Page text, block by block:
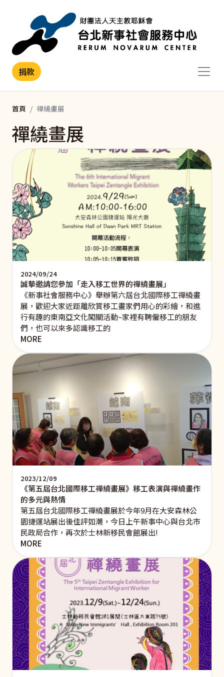
捐款
首頁 禪繞畫展
禪繞畫展
2024/09/24
誠摯邀請您參加「走入移工世界的禪繞畫展」
《新事社會服務中心》舉辦第六屆台北國際移工禪繞畫
展，歡迎大家近距離欣賞移工畫家們用心的彩繪，和進
行有趣的東南亞文化闖關活動~家裡有聘僱移工的朋友
們，也可以來多認識移工的
MORE
2023/12/09
《第五屆台北國際移工禪繞畫展》移工表演與禪繞畫作
的多元與熱情
第五屆台北國際移工禪繞畫展於今年9月在大安森林公
園捷運站展出後佳評如潮，今日上午新事中心與台北市
民政局合作，再次於士林新移民會館展出!
MORE